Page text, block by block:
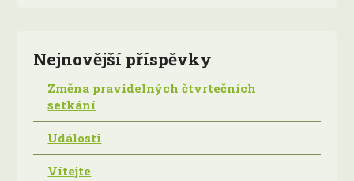
Nejnovější příspěvky
Změna pravidelných čtvrtečních
setkání
Události
Vítejte